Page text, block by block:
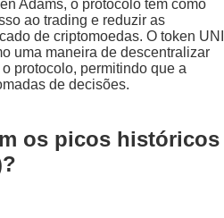
Adams, o protocolo tem como
ao trading e reduzir as
de criptomoedas. O token UNI
uma maneira de descentralizar
protocolo, permitindo que a
de decisões.
os picos históricos